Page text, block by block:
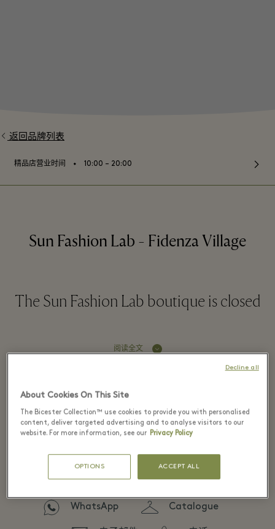
返回品牌列表
精品店营业时间 ⬩ 10:00 – 20:00
Sun Fashion Lab - Fidenza Village
The Sun Fashion Lab boutique is closed
阅读全文
Fidenza Village from Home
Connect with the boutique now to shop
virtually, or browse the catalogue first to
discover the collections.
WhatsApp Catalogue
About Cookies On This Site
The Bicester Collection™ use cookies to provide you with personalised
content, deliver targeted advertising and to analyse visitors to our
website. For more information, see our Privacy Policy
OPTIONS ACCEPT ALL
Decline all